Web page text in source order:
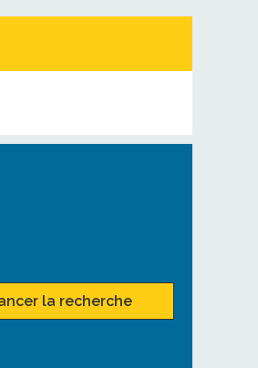
la recherche